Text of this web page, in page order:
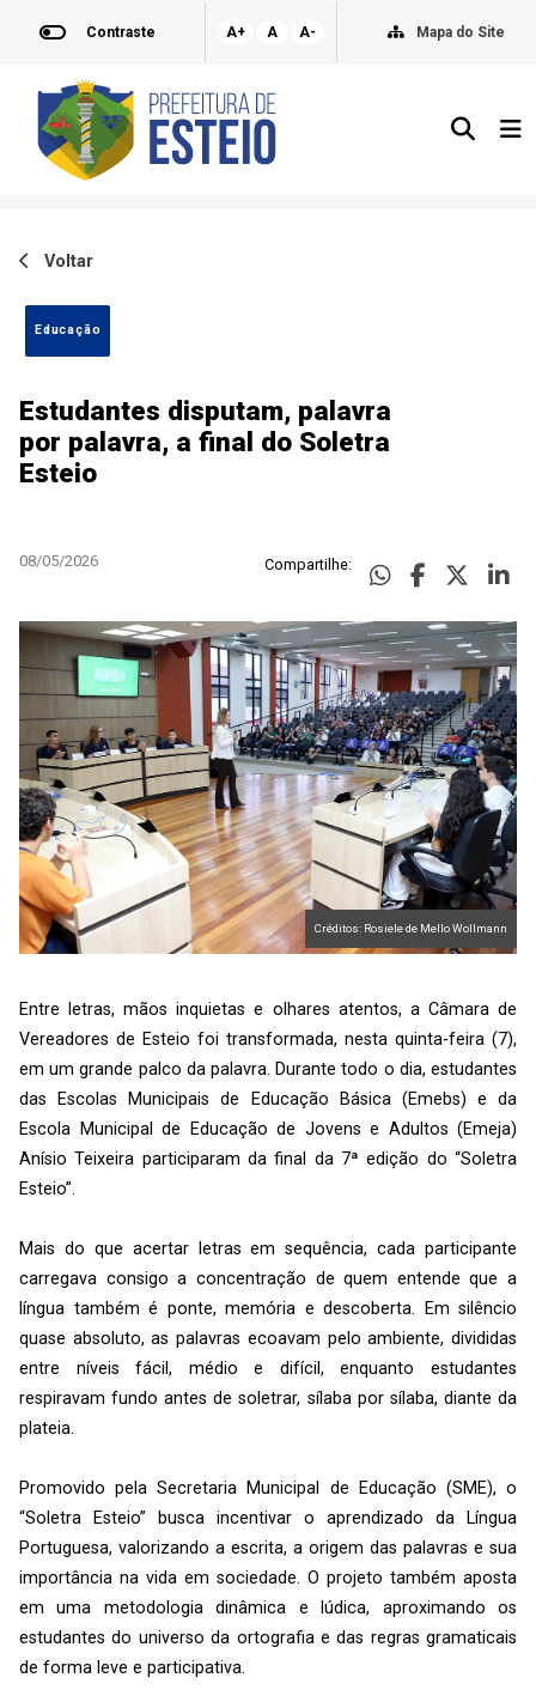
Contraste A+ A A- Mapa do Site
Voltar
Educação
Estudantes disputam, palavra
por palavra, a final do Soletra
Esteio
08/05/2026 Compartilhe:
Créditos: Rosiele de Mello Wollmann
Entre letras, mãos inquietas e olhares atentos, a Câmara de
Vereadores de Esteio foi transformada, nesta quinta-feira (7),
em um grande palco da palavra. Durante todo o dia, estudantes
das Escolas Municipais de Educação Básica (Emebs) e da
Escola Municipal de Educação de Jovens e Adultos (Emeja)
Anísio Teixeira participaram da final da 7ª edição do “Soletra
Esteio”.
Mais do que acertar letras em sequência, cada participante
carregava consigo a concentração de quem entende que a
língua também é ponte, memória e descoberta. Em silêncio
quase absoluto, as palavras ecoavam pelo ambiente, divididas
entre níveis fácil, médio e difícil, enquanto estudantes
respiravam fundo antes de soletrar, sílaba por sílaba, diante da
plateia.
Promovido pela Secretaria Municipal de Educação (SME), o
“Soletra Esteio” busca incentivar o aprendizado da Língua
Portuguesa, valorizando a escrita, a origem das palavras e sua
importância na vida em sociedade. O projeto também aposta
em uma metodologia dinâmica e lúdica, aproximando os
estudantes do universo da ortografia e das regras gramaticais
de forma leve e participativa.